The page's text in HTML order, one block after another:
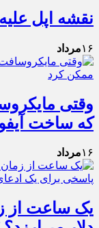
نقشه اپل
۱۶مرداد
وقتی
که ساخت
۱۶مرداد